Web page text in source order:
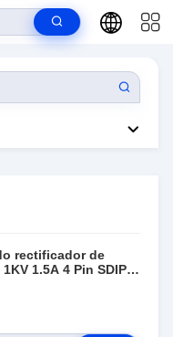
rectificador de
1.5A 4 Pin SDIP